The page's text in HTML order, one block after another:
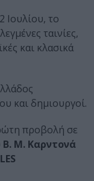
Ιουλίου, το
ταινίες,
και κλασικά
και δημιουργοί.
προβολή σε
Β. Μ. Καρντονά
LES